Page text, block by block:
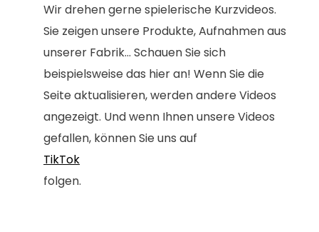
Wir drehen gerne spielerische Kurzvideos.
Sie zeigen unsere Produkte, Aufnahmen aus
unserer Fabrik... Schauen Sie sich
beispielsweise das hier an! Wenn Sie die
Seite aktualisieren, werden andere Videos
angezeigt. Und wenn Ihnen unsere Videos
gefallen, können Sie uns auf
TikTok
folgen.